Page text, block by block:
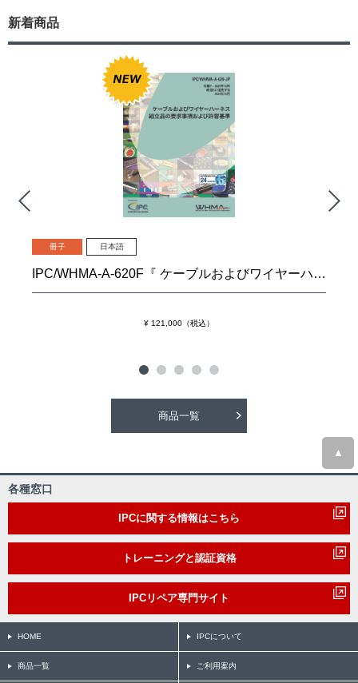
新着商品
冊子 日本語
IPC/WHMA-A-620F『 ケーブルおよびワイヤーハーネス組立品の要求事項および許容基準』
¥ 121,000（税込）
商品一覧
▲
各種窓口
IPCに関する情報はこちら
トレーニングと認証資格
IPCリペア専門サイト
HOME IPCについて
商品一覧 ご利用案内